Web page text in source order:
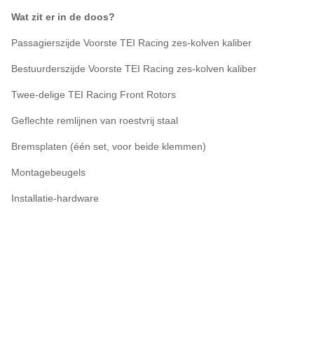
Wat zit er in de doos?
Passagierszijde Voorste TEI Racing zes-kolven kaliber
Bestuurderszijde Voorste TEI Racing zes-kolven kaliber
Twee-delige TEI Racing Front Rotors
Geflechte remlijnen van roestvrij staal
Bremsplaten (één set, voor beide klemmen)
Montagebeugels
Installatie-hardware